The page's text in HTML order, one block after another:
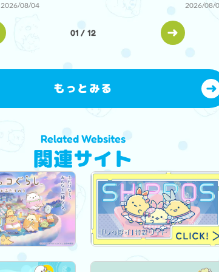
2026/08/04 2026/08/
01 /12
もっとみる
Related Websites
関連サイト